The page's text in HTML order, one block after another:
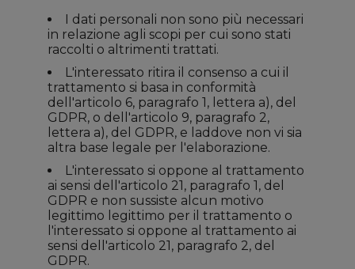
I dati personali non sono più necessari
in relazione agli scopi per cui sono stati
raccolti o altrimenti trattati.
L'interessato ritira il consenso a cui il
trattamento si basa in conformità
dell'articolo 6, paragrafo 1, lettera a), del
GDPR, o dell'articolo 9, paragrafo 2,
lettera a), del GDPR, e laddove non vi sia
altra base legale per l'elaborazione.
L'interessato si oppone al trattamento
ai sensi dell'articolo 21, paragrafo 1, del
GDPR e non sussiste alcun motivo
legittimo legittimo per il trattamento o
l'interessato si oppone al trattamento ai
sensi dell'articolo 21, paragrafo 2, del
GDPR.